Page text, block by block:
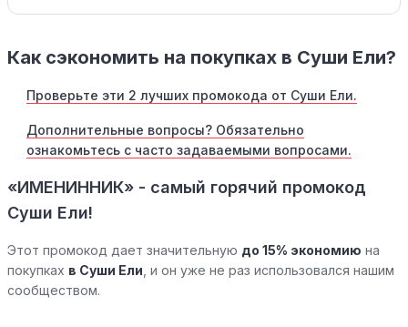
Как сэкономить на покупках в Суши Ели?
Проверьте эти 2 лучших промокода от Суши Ели.
Дополнительные вопросы? Обязательно
ознакомьтесь с часто задаваемыми вопросами.
«ИМЕНИННИК» - самый горячий промокод
Суши Ели!
Этот промокод дает значительную до 15% экономию на
покупках в Суши Ели , и он уже не раз использовался нашим
сообществом.